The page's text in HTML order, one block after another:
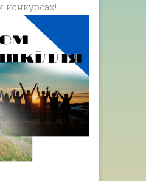
конкурсах!